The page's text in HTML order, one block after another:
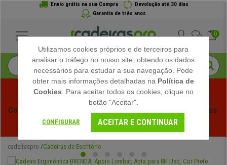
Envio grátis na sua Compra
Devolução até 30 dias
Garantia de três anos
0
Começam os Saldos de Verão em Cadeiraspro! Descontos
Exclusivos por Tempo Limitado - Ver Promoção
cadeiraspro Cadeiras de Escritório
Utilizamos cookies próprios e de terceiros para
analisar o tráfego no nosso site, obtendo os dados
necessários para estudar a sua navegação. Pode
obter mais informações detalhadas na Política de
Cookies . Para aceitar todos os cookies, clique no
botão "Aceitar".
CONFIGURAR ACEITAR E CONTINUAR